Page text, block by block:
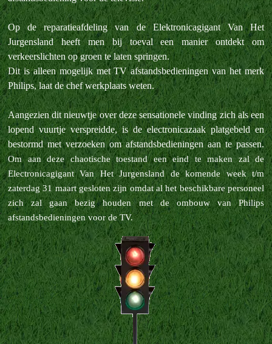
Op de reparatieafdeling van de Elektronicagigant Van Het
Jurgensland heeft men bij toeval een manier ontdekt om
verkeerslichten op groen te laten springen.
Dit is alleen mogelijk met TV afstandsbedieningen van het merk
Philips, laat de chef werkplaats weten.
Aangezien dit nieuwtje over deze sensationele vinding zich als een
lopend vuurtje verspreidde, is de electronicazaak platgebeld en
bestormd met verzoeken om afstandsbedieningen aan te passen.
Om aan deze chaotische toestand een eind te maken zal de
Electronicagigant Van Het Jurgensland de komende week t/m
zaterdag 31 maart gesloten zijn omdat al het beschikbare personeel
zich zal gaan bezig houden met de ombouw van Philips
afstandsbedieningen voor de TV.